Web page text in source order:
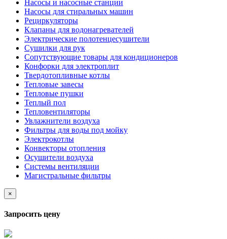
Насосы и насосные станции
Насосы для стиральных машин
Рециркуляторы
Клапаны для водонагревателей
Электрические полотенцесушители
Сушилки для рук
Сопутствующие товары для кондиционеров
Конфорки для электроплит
Твердотопливные котлы
Тепловые завесы
Тепловые пушки
Теплый пол
Тепловентиляторы
Увлажнители воздуха
Фильтры для воды под мойку
Электрокотлы
Конвекторы отопления
Осушители воздуха
Системы вентиляции
Магистральные фильтры
×
Запросить цену